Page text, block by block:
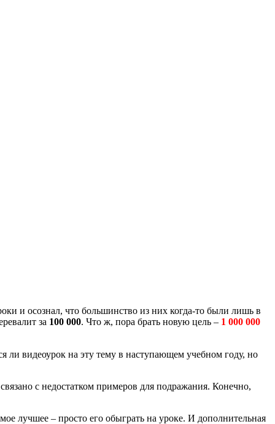
и осознал, что большинство из них когда-то были лишь в
за 100 000. Что ж, пора брать новую цель – 1 000 000
ли видеоурок на эту тему в наступающем учебном году, но
с недостатком примеров для подражания. Конечно,
лучшее – просто его обыграть на уроке. И дополнительная